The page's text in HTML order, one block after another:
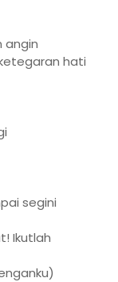
angin
hati
segini
Ikutlah